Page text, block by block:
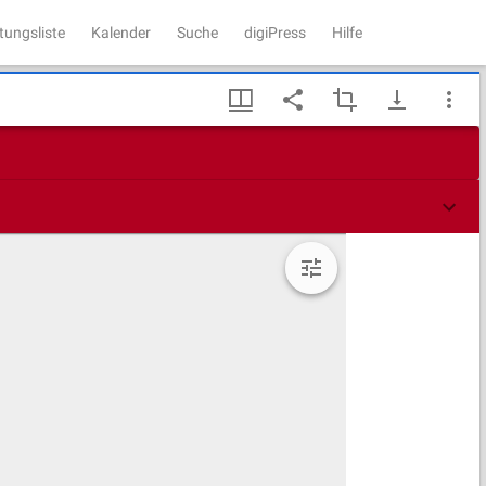
Kalender Suche digiPress Hilfe